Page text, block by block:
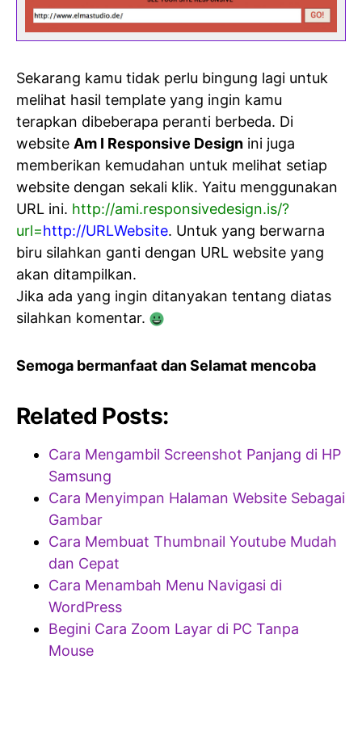
Sekarang kamu tidak perlu bingung lagi untuk
melihat hasil template yang ingin kamu
terapkan dibeberapa peranti berbeda. Di
website Am I Responsive Design ini juga
memberikan kemudahan untuk melihat setiap
website dengan sekali klik. Yaitu menggunakan
URL ini. http://ami.responsivedesign.is/?
url=http://URLWebsite. Untuk yang berwarna
biru silahkan ganti dengan URL website yang
akan ditampilkan.
Jika ada yang ingin ditanyakan tentang diatas
silahkan komentar.
Semoga bermanfaat dan Selamat mencoba
Related Posts:
Cara Mengambil Screenshot Panjang di HP
Samsung
Cara Menyimpan Halaman Website Sebagai
Gambar
Cara Membuat Thumbnail Youtube Mudah
dan Cepat
Cara Menambah Menu Navigasi di
WordPress
Begini Cara Zoom Layar di PC Tanpa
Mouse